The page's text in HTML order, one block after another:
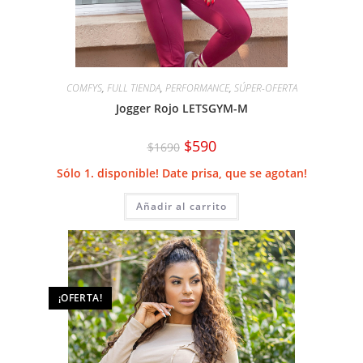
COMFYS, FULL TIENDA, PERFORMANCE, SÚPER-OFERTA
Jogger Rojo LETSGYM-M
$1690 El
precio
original
era:
$590El
precio
es:
Sólo 1. disponible! Date prisa, que se agotan!
Añadir al carrito
¡OFERTA!